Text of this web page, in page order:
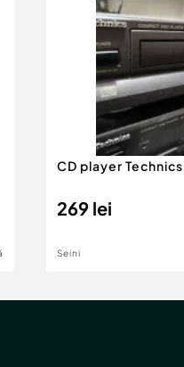
CD player
269 lei
Seini